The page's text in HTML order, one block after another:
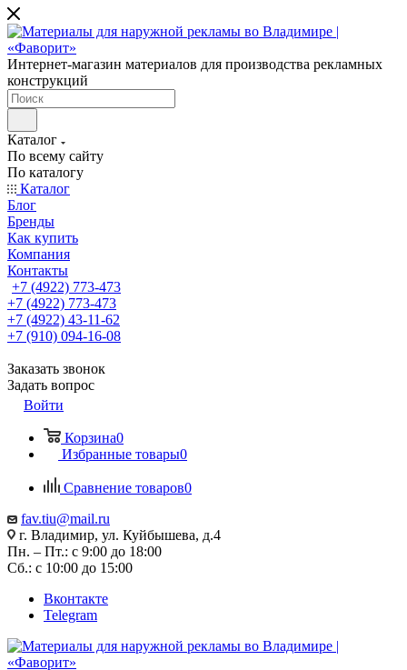
Интернет-магазин материалов для производства рекламных
конструкций
Каталог
По всему сайту
По каталогу
Каталог
Блог
Бренды
Как купить
Компания
Контакты
+7 (4922) 773-473
+7 (4922) 773-473
+7 (4922) 43-11-62
+7 (910) 094-16-08
Заказать звонок
Задать вопрос
Войти
Корзина0
Избранные товары0
Сравнение товаров0
fav.tiu@mail.ru
г. Владимир, ул. Куйбышева, д.4
Пн. – Пт.: с 9:00 до 18:00
Сб.: с 10:00 до 15:00
Вконтакте
Telegram